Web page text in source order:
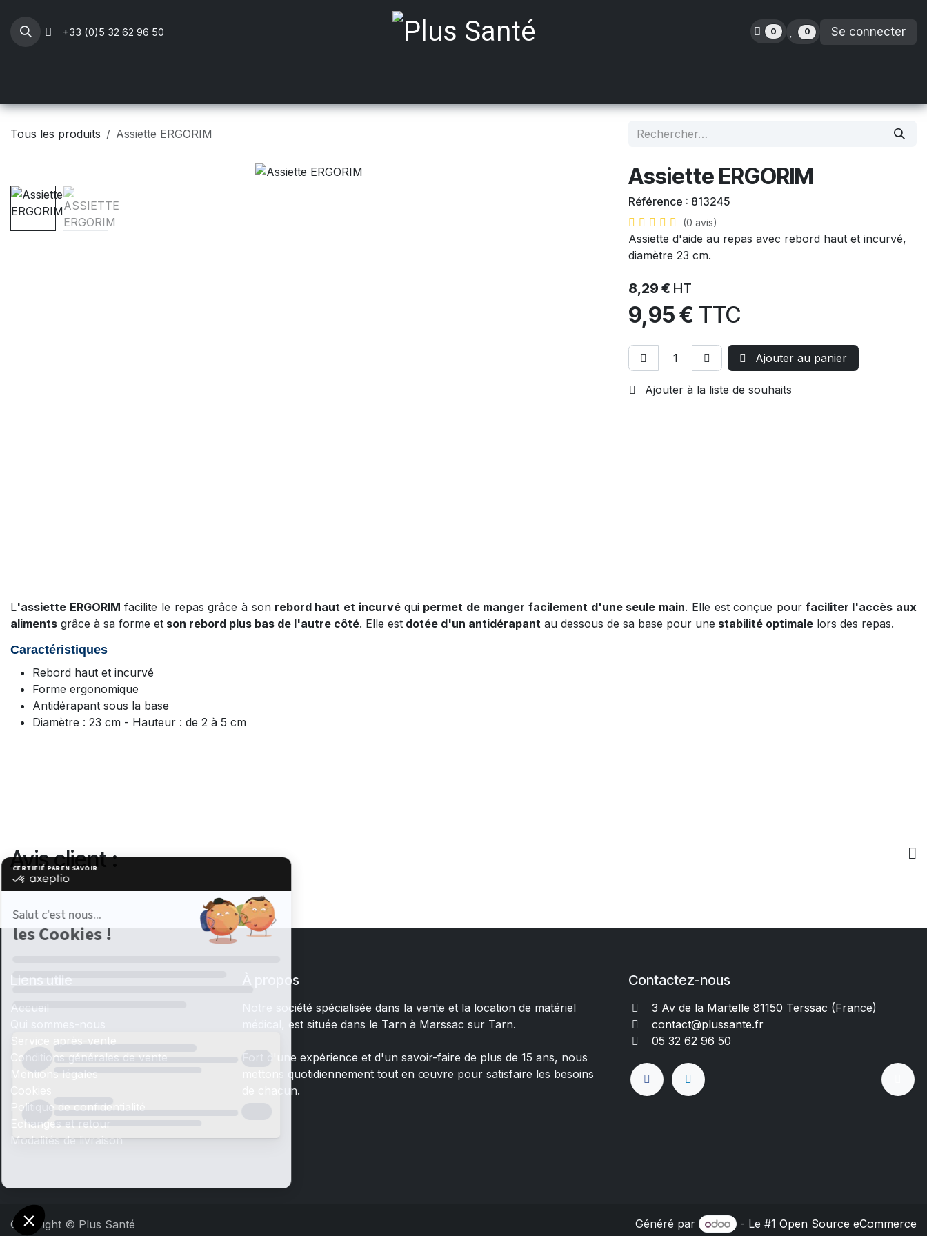
+33 (0)5 32 62 96 50 0 0 Se connecter
Tous les produits Assiette ERGORIM
Assiette ERGORIM
Référence : 813245
(0 avis)
Assiette d'aide au repas avec rebord haut et incurvé,
diamètre 23 cm.
8,29 € HT
9,95€ TTC
Ajouter au panier
Ajouter à la liste de souhaits
L'assiette ERGORIM facilite le repas grâce à sonrebord haut et incurvéqui permet de manger facilement d'une seule main. Elle est conçue pourfaciliter l'accès aux
aliments grâce à sa forme et son rebord plus bas de l'autre côté. Elle est dotée d'un antidérapant au dessous de sa base pour une stabilité optimale lors des repas.
Caractéristiques
Rebord haut et incurvé
Forme ergonomique
Antidérapant sous la base
Diamètre : 23 cm - Hauteur : de 2 à 5 cm
Avis client :
Liens utile
Accueil
Service après-vente
Conditions générales de vente
Mentions légales
Politique de confidentialité
Echanges et retour
Modalités de livraison
À propos
Notre société spécialisée dans la vente et la location de matériel
médical, est située dans le Tarn à Marssac sur Tarn.
Fort d'une expérience et d'un savoir-faire de plus de 15 ans, nous
mettons quotidiennement tout en œuvre pour satisfaire les besoins
de chacun.
Contactez-nous
3 Av de la Martelle 81150 Terssac (France)
contact@plussante.fr
05 32 62 96 50
Copyright © Plus Santé Généré par - Le #1 Open Source eCommerce